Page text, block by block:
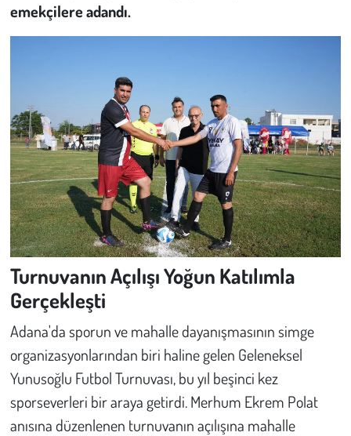
emekçilere adandı.
Turnuvanın Açılışı Yoğun Katılımla
Gerçekleşti
Adana'da sporun ve mahalle dayanışmasının simge
organizasyonlarından biri haline gelen Geleneksel
Yunusoğlu Futbol Turnuvası, bu yıl beşinci kez
sporseverleri bir araya getirdi. Merhum Ekrem Polat
anısına düzenlenen turnuvanın açılışına mahalle
Son Dakika